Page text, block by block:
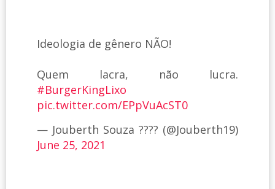
Ideologia de gênero NÃO!
Quem lacra, não lucra.
#BurgerKingLixo
pic.twitter.com/EPpVuAcST0
— Jouberth Souza ???? (@Jouberth19)
June 25, 2021